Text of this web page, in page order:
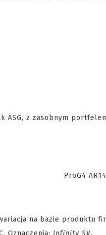
ASG, z zasobnym
na bazie produktu